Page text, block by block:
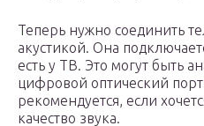
Теперь нужно соединить
акустикой. Она
есть у ТВ. Это могут быть
цифровой оптический
рекомендуется, если
качество звука.